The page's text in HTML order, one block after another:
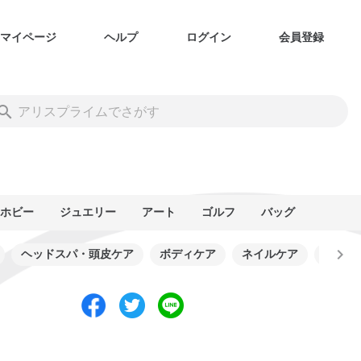
マイページ ヘルプ ログイン 会員登録
ホビー ジュエリー アート ゴルフ バッグ
ヘッドスパ・頭皮ケア ボディケア ネイルケア シェ